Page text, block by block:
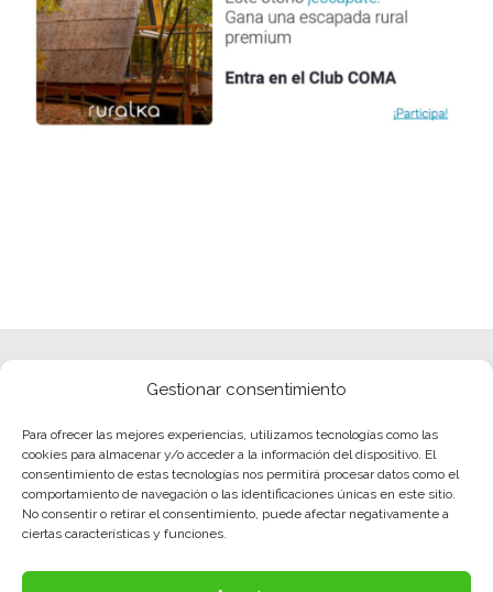
Gestionar consentimiento
Para ofrecer las mejores experiencias, utilizamos tecnologías como las
cookies para almacenar y/o acceder a la información del dispositivo. El
consentimiento de estas tecnologías nos permitirá procesar datos como el
comportamiento de navegación o las identificaciones únicas en este sitio.
No consentir o retirar el consentimiento, puede afectar negativamente a
ciertas características y funciones.